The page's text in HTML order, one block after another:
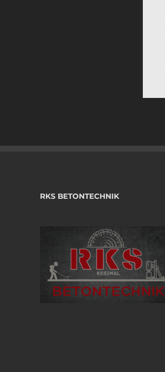
RKS BETONTECHNIK